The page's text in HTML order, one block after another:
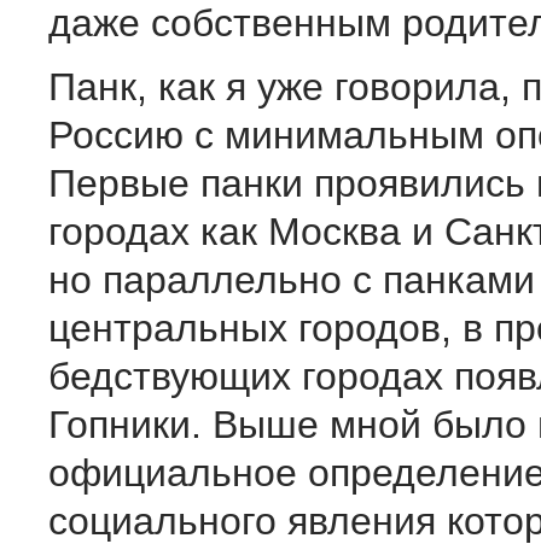
даже собственным
Панк, как я уже говорила,
Россию с минимальным
Первые панки проявились
городах как Москва и
но параллельно с
центральных городов, в
бедствующих городах
Гопники. Выше мной было
официальное
социального явления